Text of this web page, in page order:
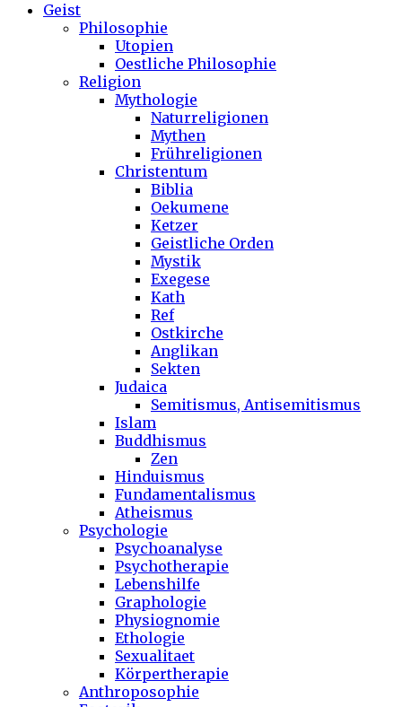
Geist
Philosophie
Utopien
Oestliche Philosophie
Religion
Mythologie
Naturreligionen
Mythen
Frühreligionen
Christentum
Biblia
Oekumene
Ketzer
Geistliche Orden
Mystik
Exegese
Kath
Ref
Ostkirche
Anglikan
Sekten
Judaica
Semitismus, Antisemitismus
Islam
Buddhismus
Zen
Hinduismus
Fundamentalismus
Atheismus
Psychologie
Psychoanalyse
Psychotherapie
Lebenshilfe
Graphologie
Physiognomie
Ethologie
Sexualitaet
Körpertherapie
Anthroposophie